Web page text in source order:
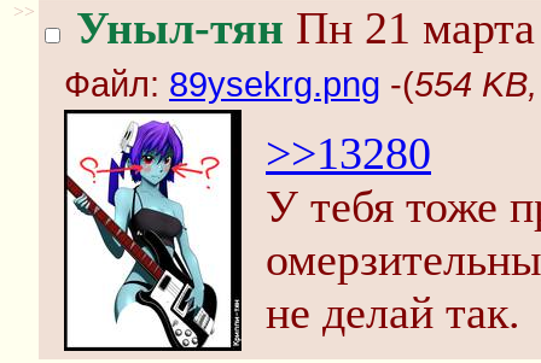
>> Уныл-тян Пн 21
Файл: 89ysekrg.png -(554
>>13280
У тебя тоже
не делай так.